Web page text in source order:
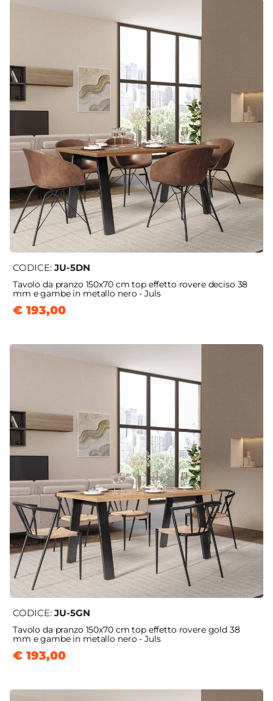
CODICE: JU-5DN
Tavolo da pranzo 150x70 cm top effetto rovere deciso 38
mm e gambe in metallo nero - Juls
€ 193,00
CODICE: JU-5GN
Tavolo da pranzo 150x70 cm top effetto rovere gold 38
mm e gambe in metallo nero - Juls
€ 193,00